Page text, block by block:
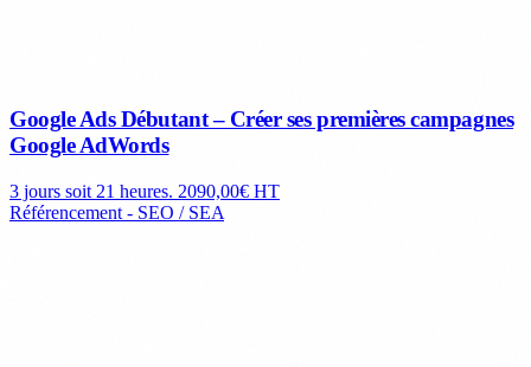
Google Ads Débutant – Créer ses premières campagnes
Google AdWords
3 jours soit 21 heures. 2090,00€ HT
Référencement - SEO / SEA